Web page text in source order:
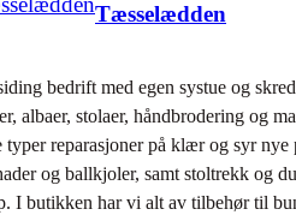
Tæsselædden
bedrift med egen systue og
albaer, stolaer, håndbrodering og
typer reparasjoner på klær og syr
og ballkjoler, samt stoltrekk og
I butikken har vi alt av tilbehør til